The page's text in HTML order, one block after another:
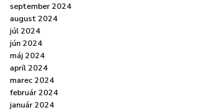
september 2024
august 2024
júl 2024
jún 2024
máj 2024
apríl 2024
marec 2024
február 2024
január 2024